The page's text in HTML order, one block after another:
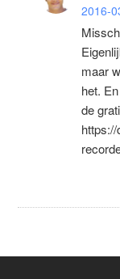
2016-
maar
het.
de